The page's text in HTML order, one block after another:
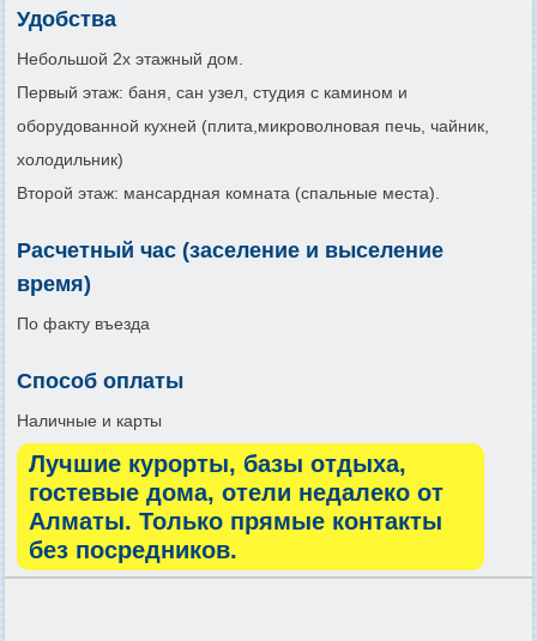
Удобства
Небольшой 2х этажный дом.
Первый этаж: баня, сан узел, студия с камином и
оборудованной кухней (плита,микроволновая печь, чайник,
холодильник)
Второй этаж: мансардная комната (спальные места).
Расчетный час (заселение и выселение
время)
По факту въезда
Способ оплаты
Наличные и карты
Лучшие курорты, базы отдыха,
гостевые дома, отели недалеко от
Алматы. Только прямые контакты
без посредников.